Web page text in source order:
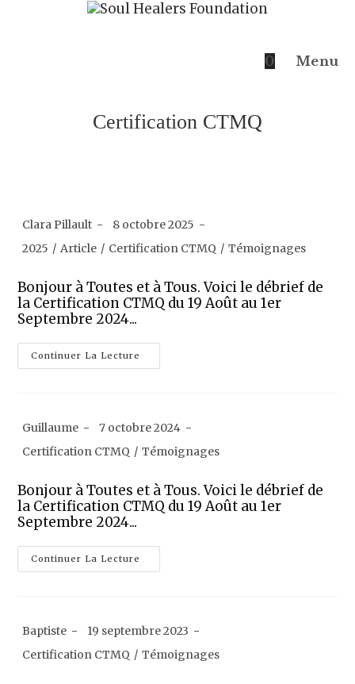
0 Menu
Certification CTMQ
Clara Pillault
8 octobre 2025
2025 / Article / Certification CTMQ / Témoignages
Bonjour à Toutes et à Tous. Voici le débrief de
la Certification CTMQ du 19 Août au 1er
Septembre 2024...
Continuer La Lecture
Guillaume
7 octobre 2024
Certification CTMQ / Témoignages
Bonjour à Toutes et à Tous. Voici le débrief de
la Certification CTMQ du 19 Août au 1er
Septembre 2024...
Continuer La Lecture
Baptiste
19 septembre 2023
Certification CTMQ / Témoignages